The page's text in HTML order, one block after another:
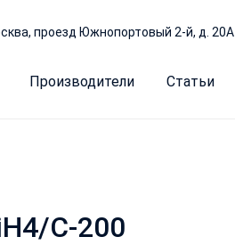
проезд Южнопортовый 2-й, д. 20А
Производители Статьи
C-200